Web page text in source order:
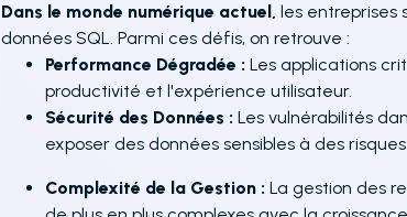
Dans le monde numérique actuel, les entreprises
données SQL. Parmi ces défis, on retrouve :
Performance Dégradée : Les applications
productivité et l'expérience utilisateur.
Sécurité des Données : Les vulnérabilités
exposer des données sensibles à des
Complexité de la Gestion : La gestion des